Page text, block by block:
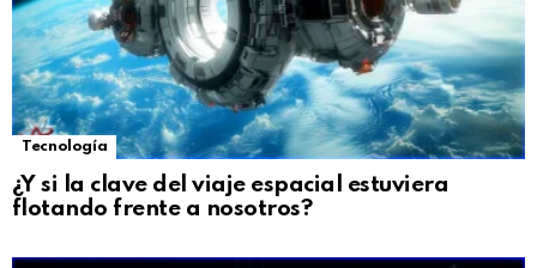
Tecnología
¿Y si la clave del viaje espacial estuviera
flotando frente a nosotros?